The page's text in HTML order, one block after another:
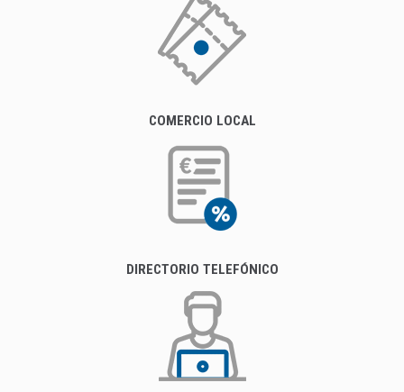
COMERCIO LOCAL
DIRECTORIO TELEFÓNICO